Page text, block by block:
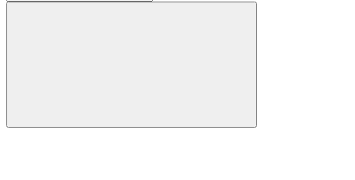
Buscar